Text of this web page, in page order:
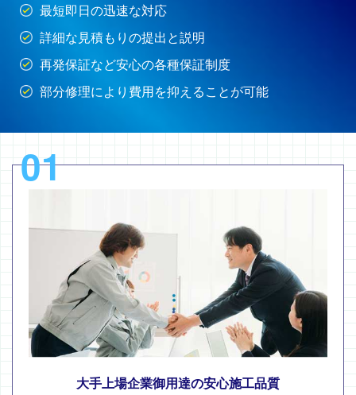
最短即日の迅速な対応
詳細な見積もりの提出と説明
再発保証など安心の各種保証制度
部分修理により費用を抑えることが可能
01
大手上場企業御用達の安心施工品質